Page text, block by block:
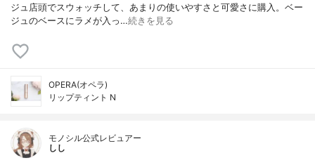
ジュ店頭でスウォッチして、あまりの使いやすさと可愛さに購入。ベー
ジュのベースにラメが入っ…続きを見る
OPERA(オペラ)
リップティント N
モノシル公式レビュアー
しし